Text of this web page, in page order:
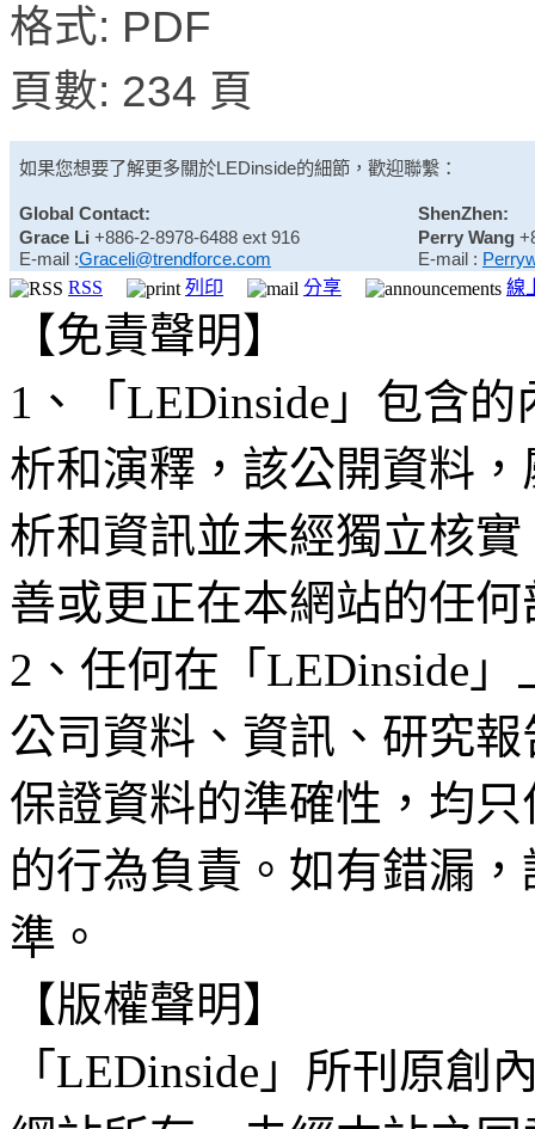
格式: PDF
頁數: 234 頁
如果您想要了解更多關於LEDinside的細節，歡迎聯繫：
Global Contact:
ShenZhen:
Grace Li +886-2-8978-6488 ext 916
E-mail :Graceli@trendforce.com
Perry Wang
E-mail :
RSS
列印 分享 線
【免責聲明】
1、「LEDinside」包含
析和演釋，該公開資料
析和資訊並未經獨立核
善或更正在本網站的任
2、任何在「LEDinside
公司資料、資訊、研究
保證資料的準確性，均
的行為負責。如有錯漏
準。
【版權聲明】
「LEDinside」所刊原創